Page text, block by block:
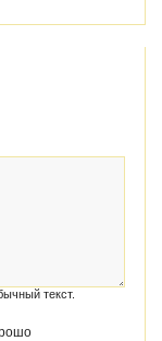
текст.